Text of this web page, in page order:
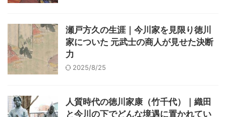
瀬戸方久の生涯｜今川家を見限り徳川
家についた 元武士の商人が見せた決断
力
2025/8/25
人質時代の徳川家康（竹千代）｜織田
と今川の下でどんな境遇に置かれてい